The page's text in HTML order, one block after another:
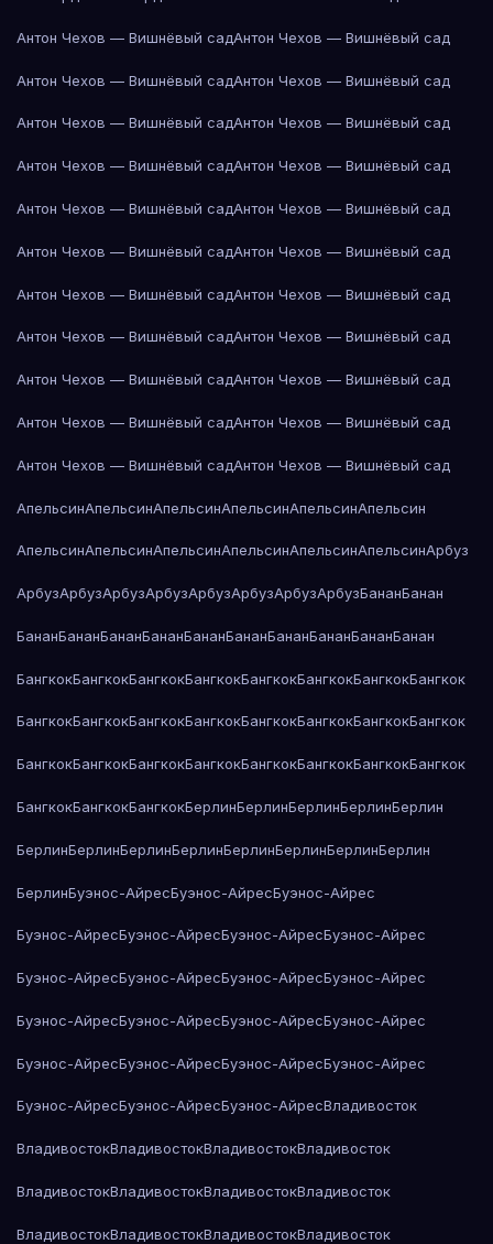
Антон Чехов — Вишнёвый садАнтон Чехов — Вишнёвый сад
Антон Чехов — Вишнёвый садАнтон Чехов — Вишнёвый сад
Антон Чехов — Вишнёвый садАнтон Чехов — Вишнёвый сад
Антон Чехов — Вишнёвый садАнтон Чехов — Вишнёвый сад
Антон Чехов — Вишнёвый садАнтон Чехов — Вишнёвый сад
Антон Чехов — Вишнёвый садАнтон Чехов — Вишнёвый сад
Антон Чехов — Вишнёвый садАнтон Чехов — Вишнёвый сад
Антон Чехов — Вишнёвый садАнтон Чехов — Вишнёвый сад
Антон Чехов — Вишнёвый садАнтон Чехов — Вишнёвый сад
Антон Чехов — Вишнёвый садАнтон Чехов — Вишнёвый сад
Антон Чехов — Вишнёвый садАнтон Чехов — Вишнёвый сад
АпельсинАпельсинАпельсинАпельсинАпельсинАпельсин
АпельсинАпельсинАпельсинАпельсинАпельсинАпельсинАрбуз
АрбузАрбузАрбузАрбузАрбузАрбузАрбузАрбузБананБанан
БананБананБананБананБананБананБананБананБананБанан
БангкокБангкокБангкокБангкокБангкокБангкокБангкокБангкок
БангкокБангкокБангкокБангкокБангкокБангкокБангкокБангкок
БангкокБангкокБангкокБангкокБангкокБангкокБангкокБангкок
БангкокБангкокБангкокБерлинБерлинБерлинБерлинБерлин
БерлинБерлинБерлинБерлинБерлинБерлинБерлинБерлин
БерлинБуэнос-АйресБуэнос-АйресБуэнос-Айрес
Буэнос-АйресБуэнос-АйресБуэнос-АйресБуэнос-Айрес
Буэнос-АйресБуэнос-АйресБуэнос-АйресБуэнос-Айрес
Буэнос-АйресБуэнос-АйресБуэнос-АйресБуэнос-Айрес
Буэнос-АйресБуэнос-АйресБуэнос-АйресБуэнос-Айрес
Буэнос-АйресБуэнос-АйресБуэнос-АйресВладивосток
ВладивостокВладивостокВладивостокВладивосток
ВладивостокВладивостокВладивостокВладивосток
ВладивостокВладивостокВладивостокВладивосток